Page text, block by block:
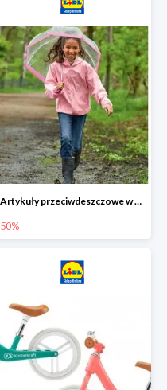
Artykuły przeciwdeszczowe w Lodilu Online do -50%
50%